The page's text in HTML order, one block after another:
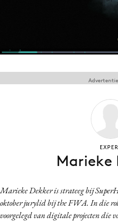
Events
Opleidingen
Vacatures
Artificial Intelligence
Carriere
Contentmarketing
Marieke Dekker is strateeg bij
oktober jurylid bij the FWA. In die
voorgelegd van digitale projecten die
Advertentie
Marieke